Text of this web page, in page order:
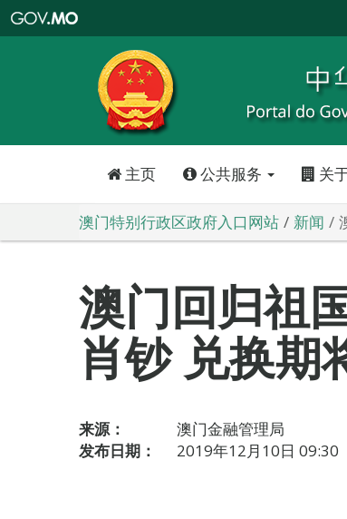
特
政
区
政
口
主页 公共服务 关
澳门特别行政区政府入口网站 新闻
澳门回归祖
肖钞 兑换期
来源：
澳门金融管理局
发布日期：
2019年12月10日 09:30